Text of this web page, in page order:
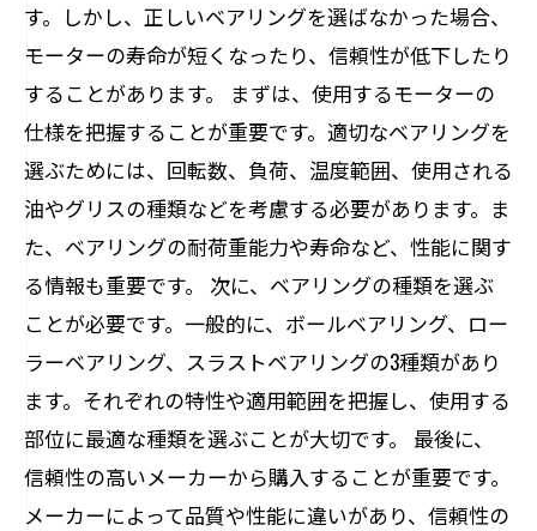
す。しかし、正しいベアリングを選ばなかった場合、
モーターの寿命が短くなったり、信頼性が低下したり
することがあります。 まずは、使用するモーターの
仕様を把握することが重要です。適切なベアリングを
選ぶためには、回転数、負荷、温度範囲、使用される
油やグリスの種類などを考慮する必要があります。ま
た、ベアリングの耐荷重能力や寿命など、性能に関す
る情報も重要です。 次に、ベアリングの種類を選ぶ
ことが必要です。一般的に、ボールベアリング、ロー
ラーベアリング、スラストベアリングの3種類があり
ます。それぞれの特性や適用範囲を把握し、使用する
部位に最適な種類を選ぶことが大切です。 最後に、
信頼性の高いメーカーから購入することが重要です。
メーカーによって品質や性能に違いがあり、信頼性の